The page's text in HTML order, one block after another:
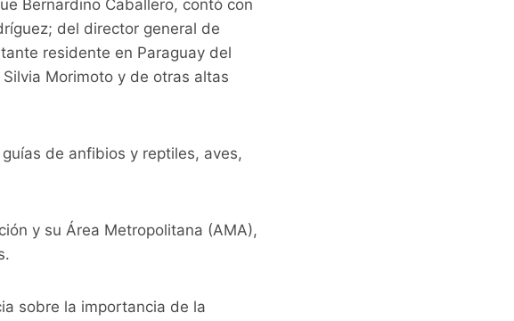
Bernardino Caballero, contó con
del director general de
residente en Paraguay del
Morimoto y de otras altas
de anfibios y reptiles, aves,
y su Área Metropolitana (AMA),
sobre la importancia de la